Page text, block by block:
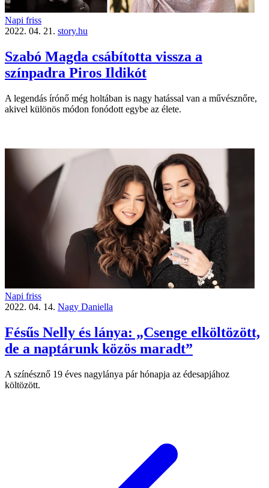
Napi friss
2022. 04. 21. story.hu
Szabó Magda csábította vissza a
színpadra Piros Ildikót
A legendás írónő még holtában is nagy hatással van a művésznőre,
akivel különös módon fonódott egybe az élete.
Napi friss
2022. 04. 14. Nagy Daniella
Fésűs Nelly és lánya: „Csenge elköltözött,
de a naptárunk közös maradt”
A színésznő 19 éves nagylánya pár hónapja az édesapjához
költözött.